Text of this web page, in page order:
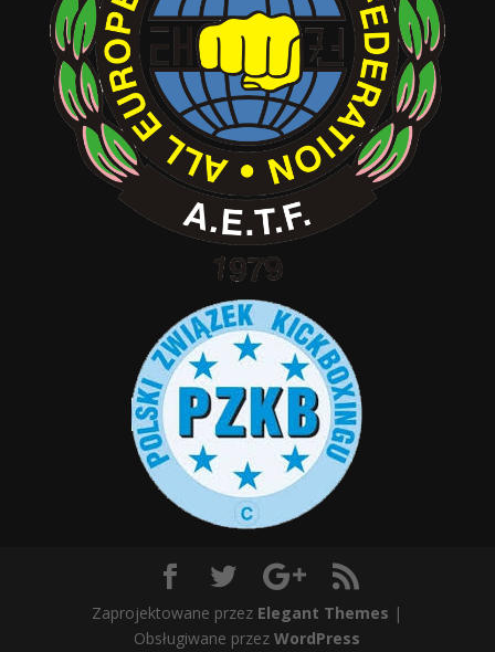
Zaprojektowane przez Elegant Themes |
Obsługiwane przezWordPress